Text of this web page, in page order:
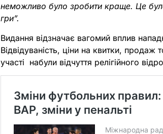
неможливо було зробити краще. Це
гри”.
Видання відзначає вагомий вплив
Відвідуваність, ціни на квитки, продаж
участі набули відчуття релігійного